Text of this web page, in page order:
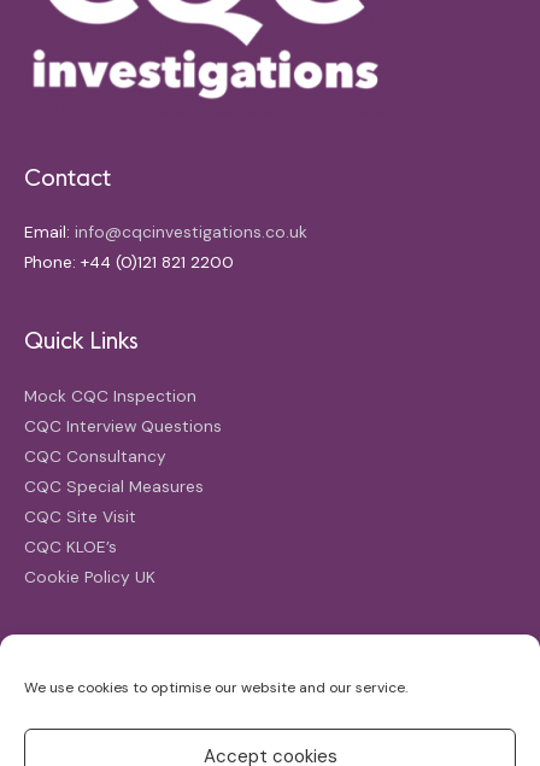
We use cookies to optimise our website and our service.
Accept cookies
Contact
Email: info@cqcinvestigations.co.uk
Phone: +44 (0)121 821 2200
Quick Links
Mock CQC Inspection
CQC Interview Questions
CQC Consultancy
CQC Special Measures
CQC Site Visit
CQC KLOE’s
Cookie Policy UK
for: